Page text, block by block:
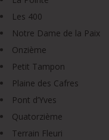
Les 400
Notre Dame de la Paix
Onzième
Petit Tampon
Plaine des Cafres
Pont d’Yves
Quatorzième
Terrain Fleuri